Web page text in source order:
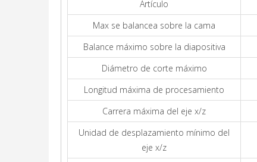
Artículo
Max se balancea sobre la cama
Balance máximo sobre la diapositiva
Diámetro de corte máximo
Longitud máxima de procesamiento
Carrera máxima del eje x/z
Unidad de desplazamiento mínimo del
eje x/z